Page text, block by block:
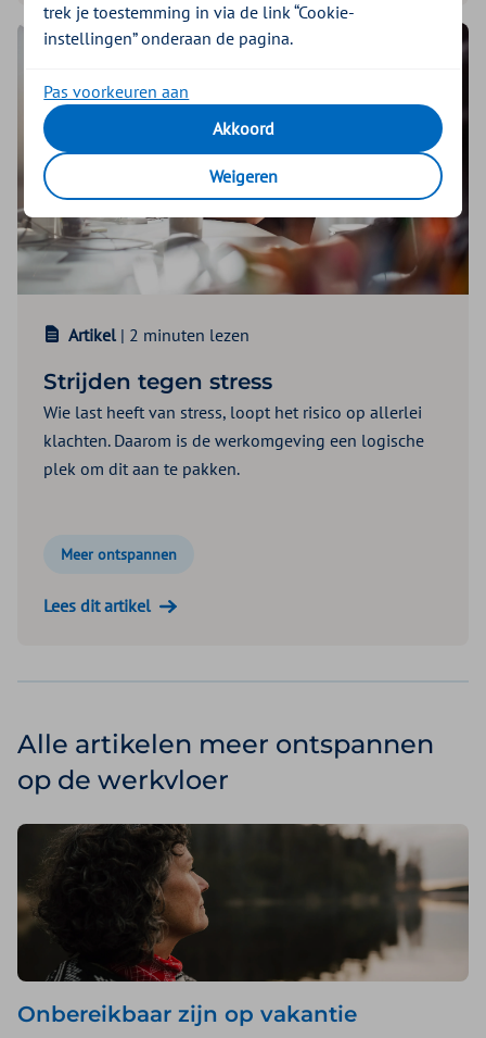
Artikel | 2 minuten lezen
Strijden tegen stress
Wie last heeft van stress, loopt het risico op allerlei
klachten. Daarom is de werkomgeving een logische
plek om dit aan te pakken.
Meer ontspannen
Lees dit artikel
Alle artikelen meer ontspannen
op de werkvloer
Onbereikbaar zijn op vakantie
trek je toestemming in via de link “Cookie-
instellingen” onderaan de pagina.
Pas voorkeuren aan
Akkoord
Weigeren